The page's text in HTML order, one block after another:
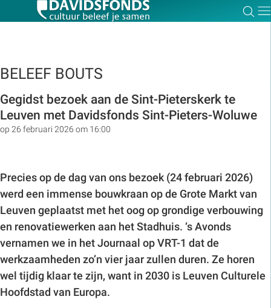
BELEEF BOUTS
Gegidst bezoek aan de Sint-Pieterskerk te
Leuven met Davidsfonds Sint-Pieters-Woluwe
op 26 februari 2026 om 16:00
Precies op de dag van ons bezoek (24 februari 2026)
werd een immense bouwkraan op de Grote Markt van
Leuven geplaatst met het oog op grondige verbouwing
en renovatiewerken aan het Stadhuis. ‘s Avonds
vernamen we in het Journaal op VRT-1 dat de
werkzaamheden zo’n vier jaar zullen duren. Ze horen
wel tijdig klaar te zijn, want in 2030 is Leuven Culturele
Hoofdstad van Europa.
Zoeken